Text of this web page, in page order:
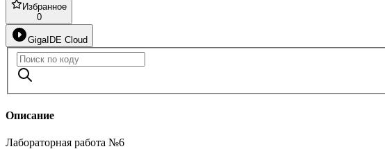
Избранное
0
GigaIDE Cloud
Описание
Лабораторная работа №6